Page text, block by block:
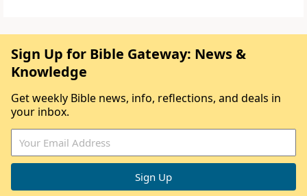
Sign Up for Bible Gateway: News &
Knowledge
Get weekly Bible news, info, reflections, and deals in
your inbox.